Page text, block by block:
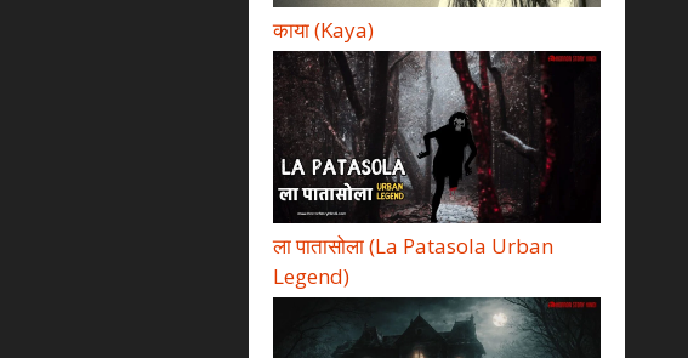
काया (Kaya)
ला पातासोला (La Patasola Urban
Legend)